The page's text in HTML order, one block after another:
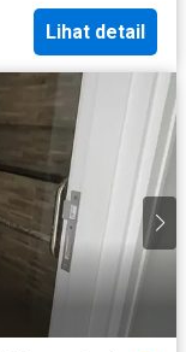
Lihat detail